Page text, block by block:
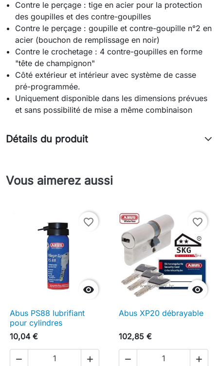
Contre le perçage : tige en acier pour la protection
des goupilles et des contre-goupilles
Contre le perçage : goupille et contre-goupille n°2 en
acier (bouchon de remplissage en noir)
Contre le crochetage : 4 contre-goupilles en forme
"tête de champignon"
Côté extérieur et intérieur avec système de casse
pré-programmée.
Uniquement disponible dans les dimensions prévues
et sans possibilité de mise a même combinaison
Détails du produit
Vous aimerez aussi

favorite_border
Abus PS88 lubrifiant
pour cylindres
10,04 €
 

favorite_border
Abus XP20 débrayable
102,85 €
 